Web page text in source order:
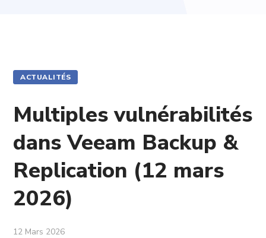
ACTUALITÉS
Multiples vulnérabilités
dans Veeam Backup &
Replication (12 mars
2026)
12 Mars 2026